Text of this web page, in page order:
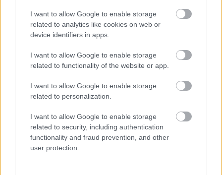
I want to allow Google to enable storage
related to analytics like cookies on web or
device identifiers in apps.
I want to allow Google to enable storage
related to functionality of the website or app.
I want to allow Google to enable storage
related to personalization.
I want to allow Google to enable storage
related to security, including authentication
functionality and fraud prevention, and other
user protection.
kiszámítható harc, a kötelező és igazából nagy ötleteket
mellőző LEGO-szerelés, és néhány küldetés már nem tud
akkorát szólni, mint amit a játék korábbi részei alapján
azért feltűnő. A Legacy of the Dark Knight olyan magasra
teszi a lécet a nyitás után, hogy amikor később csak jó
LEGO-pályákat ad zseniális Batman-pályák helyett, az
visszalépésnek érződik. A melléktevékenységek között
összességében remek játszótér, nem minden ikon
mögött van ugyanolyan erős ötlet. A bossfightok között
is van pár, amely látványosabb, mint amennyire érdekes.